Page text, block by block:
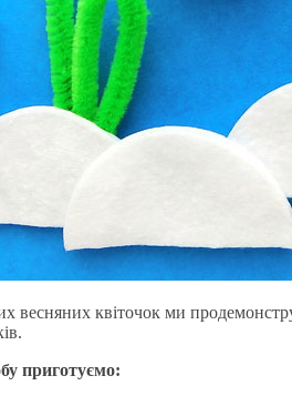
весняних квіточок ми
приготуємо: